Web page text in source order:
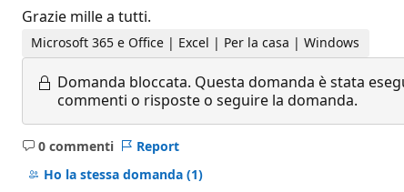
Grazie mille a tutti.
Microsoft 365 e Office | Excel | Per la casa | Windows
Domanda bloccata. Questa domanda è stata
commenti o risposte o seguire la domanda.
0 commenti
Nessun
commento
Report
Ho la stessa domanda (1)